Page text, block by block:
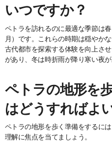
いつですか？
ペトラを訪れるのに最適な季節は
月）です。これらの時期は穏やか
古代都市を探索する体験を向上さ
があり、冬は時折雨が降り寒い夜が
ペトラの地形を
はどうすればよ
ペトラの地形を歩く準備をするに
理解に焦点を当てましょう。